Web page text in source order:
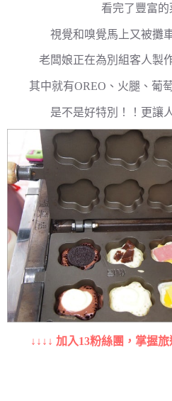
看完了豐富的
視覺和嗅覺馬上又被攤
老闆娘正在為別組客人製
其中就有OREO、火腿、葡
是不是好特別！！更讓
↓↓↓↓ 加入13粉絲團，掌握